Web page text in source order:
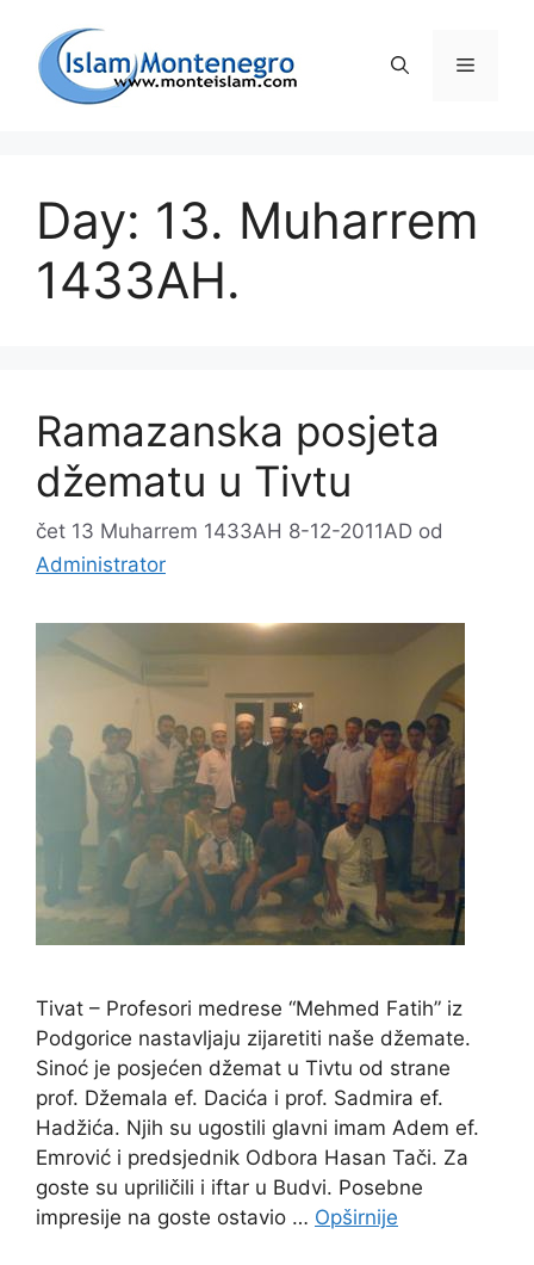
sadržaj
Day: 13. Muharrem
1433AH.
Ramazanska posjeta
džematu u Tivtu
čet 13 Muharrem 1433AH 8-12-2011AD od
Administrator
Tivat – Profesori medrese “Mehmed Fatih” iz
Podgorice nastavljaju zijaretiti naše džemate.
Sinoć je posjećen džemat u Tivtu od strane
prof. Džemala ef. Dacića i prof. Sadmira ef.
Hadžića. Njih su ugostili glavni imam Adem ef.
Emrović i predsjednik Odbora Hasan Tači. Za
goste su upriličili i iftar u Budvi. Posebne
impresije na goste ostavio … Opširnije